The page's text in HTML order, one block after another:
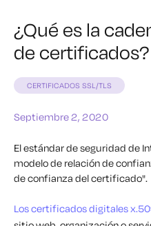
¿Qué es la
de certificados?
CERTIFICADOS SSL/TLS
Septiembre 2, 2020
El estándar de seguridad de
modelo de relación de
de confianza del certificado".
Los certificados digitales